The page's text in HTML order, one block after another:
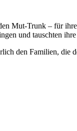
Mut-Trunk – für
und tauschten ihre
den Familien, die